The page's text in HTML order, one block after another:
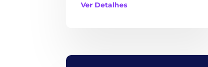
Ver Detalhes